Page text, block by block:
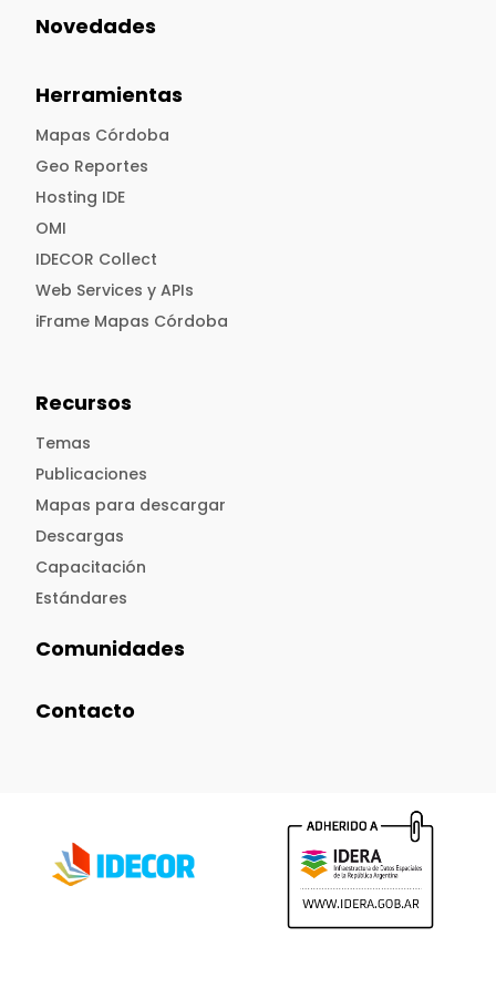
Novedades
Herramientas
Mapas Córdoba
Geo Reportes
Hosting IDE
OMI
IDECOR Collect
Web Services y APIs
iFrame Mapas Córdoba
Recursos
Temas
Publicaciones
Mapas para descargar
Descargas
Capacitación
Estándares
Comunidades
Contacto